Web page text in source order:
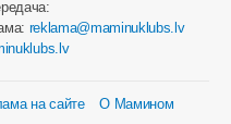
reklama@maminuklubs.lv
на сайте
О Мамином